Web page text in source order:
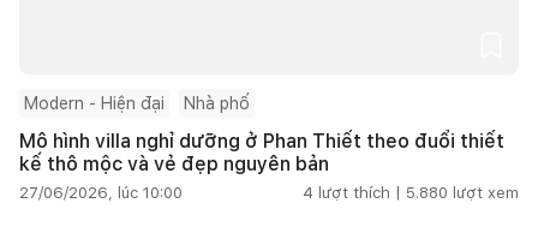
Modern - Hiện đại Nhà phố
Mô hình villa nghỉ dưỡng ở Phan Thiết theo đuổi thiết
kế thô mộc và vẻ đẹp nguyên bản
27/06/2026, lúc 10:00 4 lượt thích | 5.880 lượt xem